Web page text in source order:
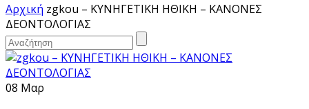
Αρχική zgkou – ΚΥΝΗΓΕΤΙΚΗ ΗΘΙΚΗ – ΚΑΝΟΝΕΣ
ΔΕΟΝΤΟΛΟΓΙΑΣ
08 Μαρ